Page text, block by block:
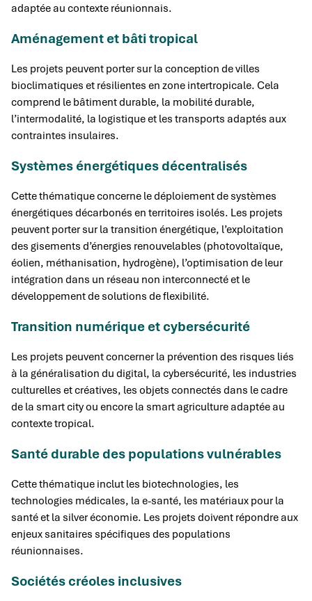
adaptée au contexte réunionnais.
Aménagement et bâti tropical
Les projets peuvent porter sur la conception de villes
bioclimatiques et résilientes en zone intertropicale. Cela
comprend le bâtiment durable, la mobilité durable,
l’intermodalité, la logistique et les transports adaptés aux
contraintes insulaires.
Systèmes énergétiques décentralisés
Cette thématique concerne le déploiement de systèmes
énergétiques décarbonés en territoires isolés. Les projets
peuvent porter sur la transition énergétique, l’exploitation
des gisements d’énergies renouvelables (photovoltaïque,
éolien, méthanisation, hydrogène), l’optimisation de leur
intégration dans un réseau non interconnecté et le
développement de solutions de flexibilité.
Transition numérique et cybersécurité
Les projets peuvent concerner la prévention des risques liés
à la généralisation du digital, la cybersécurité, les industries
culturelles et créatives, les objets connectés dans le cadre
de la smart city ou encore la smart agriculture adaptée au
contexte tropical.
Santé durable des populations vulnérables
Cette thématique inclut les biotechnologies, les
technologies médicales, la e-santé, les matériaux pour la
santé et la silver économie. Les projets doivent répondre aux
enjeux sanitaires spécifiques des populations
réunionnaises.
Sociétés créoles inclusives